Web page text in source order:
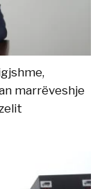
marrëveshje